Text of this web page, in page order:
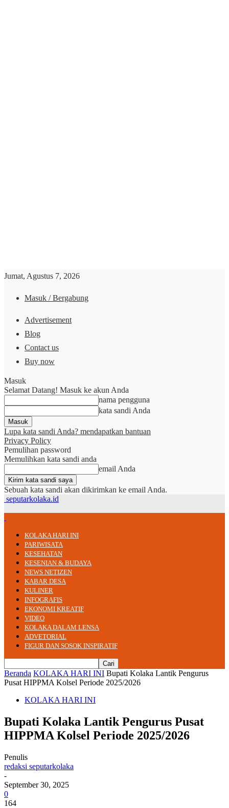
Jumat, Agustus 7, 2026
Masuk / Bergabung
Advertisement
Blog
Contact us
Buy now
Masuk
Selamat Datang! Masuk ke akun Anda
nama pengguna
kata sandi Anda
Lupa kata sandi Anda? mendapatkan bantuan
Privacy Policy
Pemulihan password
Memulihkan kata sandi anda
email Anda
Sebuah kata sandi akan dikirimkan ke email Anda.
seputarkolaka.id
KOLAKA HARI INI
PARIWISATA
KESEHATAN
KESENIAN & BUDAYA
NEWS NETIZEN
KABAR DESA
KULINER
INFOGRAFIS
EKONOMI KREATIF
VIDEO
KOLAKA DALAM LENSA
ADVETORIAL
FIGUR DAN SOSOK INSPIRATIF
Beranda KOLAKA HARI INI Bupati Kolaka Lantik Pengurus
Pusat HIPPMA Kolsel Periode 2025/2026
KOLAKA HARI INI
Bupati Kolaka Lantik Pengurus Pusat
HIPPMA Kolsel Periode 2025/2026
Penulis
redaksi seputarkolaka
-
September 30, 2025
0
164